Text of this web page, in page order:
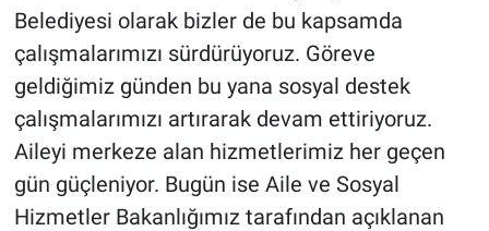
Belediyesi olarak bizler de bu kapsamda
çalışmalarımızı sürdürüyoruz. Göreve
geldiğimiz günden bu yana sosyal destek
çalışmalarımızı artırarak devam ettiriyoruz.
Aileyi merkeze alan hizmetlerimiz her geçen
gün güçleniyor. Bugün ise Aile ve Sosyal
Hizmetler Bakanlığımız tarafından açıklanan